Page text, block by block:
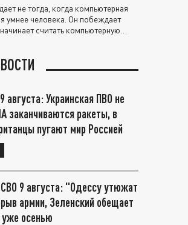
не тогда, когда компьютерная
умнее человека. Он побеждает
считать компьютерную
августа: Украинская ПВО не
заканчиваются ракеты, в
пугают мир Россией
9 августа: "Одессу утюжат
армии, Зеленский обещает
осенью